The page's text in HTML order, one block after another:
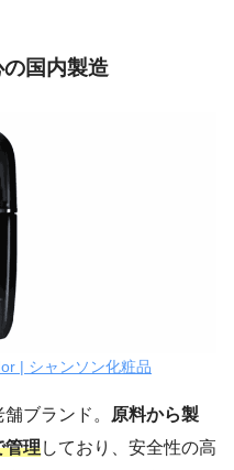
国内製造
| シャンソン化粧品
ブランド。
原料から製
管理しており、安全性の高